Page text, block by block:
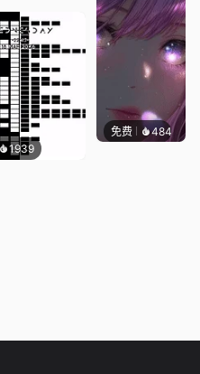
1939
免费 484辰东